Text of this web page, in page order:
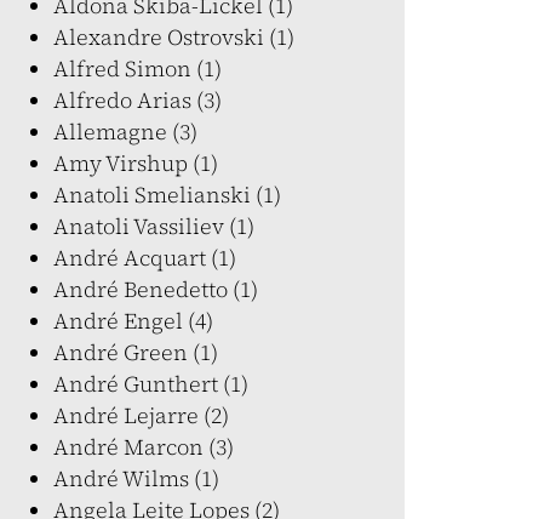
Alexandre Ostrovski (1)
Alfred Simon (1)
Alfredo Arias (3)
Allemagne (3)
Amy Virshup (1)
Anatoli Smelianski (1)
Anatoli Vassiliev (1)
André Acquart (1)
André Benedetto (1)
André Engel (4)
André Green (1)
André Gunthert (1)
André Lejarre (2)
André Marcon (3)
André Wilms (1)
Angela Leite Lopes (2)